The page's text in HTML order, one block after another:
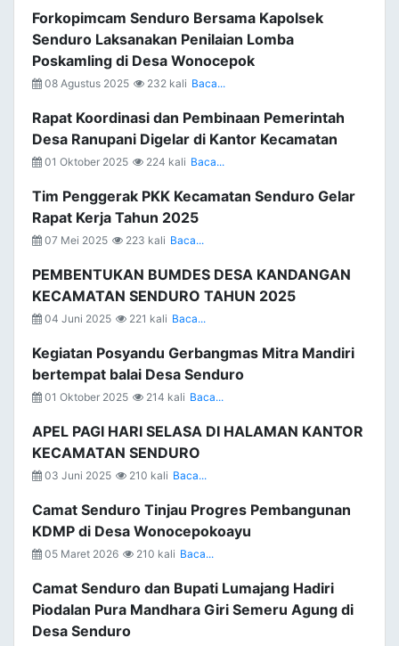
Forkopimcam Senduro Bersama Kapolsek
Senduro Laksanakan Penilaian Lomba
Poskamling di Desa Wonocepok
08 Agustus 2025 232 kali Baca...
Rapat Koordinasi dan Pembinaan Pemerintah
Desa Ranupani Digelar di Kantor Kecamatan
01 Oktober 2025 224 kali Baca...
Tim Penggerak PKK Kecamatan Senduro Gelar
Rapat Kerja Tahun 2025
07 Mei 2025 223 kali Baca...
PEMBENTUKAN BUMDES DESA KANDANGAN
KECAMATAN SENDURO TAHUN 2025
04 Juni 2025 221 kali Baca...
Kegiatan Posyandu Gerbangmas Mitra Mandiri
bertempat balai Desa Senduro
01 Oktober 2025 214 kali Baca...
APEL PAGI HARI SELASA DI HALAMAN KANTOR
KECAMATAN SENDURO
03 Juni 2025 210 kali Baca...
Camat Senduro Tinjau Progres Pembangunan
KDMP di Desa Wonocepokoayu
05 Maret 2026 210 kali Baca...
Camat Senduro dan Bupati Lumajang Hadiri
Piodalan Pura Mandhara Giri Semeru Agung di
Desa Senduro